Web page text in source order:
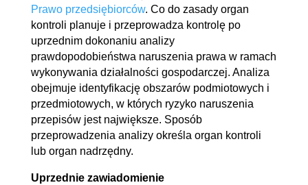
Prawo przedsiębiorców. Co do zasady organ
kontroli planuje i przeprowadza kontrolę po
uprzednim dokonaniu analizy
prawdopodobieństwa naruszenia prawa w ramach
wykonywania działalności gospodarczej. Analiza
obejmuje identyfikację obszarów podmiotowych i
przedmiotowych, w których ryzyko naruszenia
przepisów jest największe. Sposób
przeprowadzenia analizy określa organ kontroli
lub organ nadrzędny.
Uprzednie zawiadomienie